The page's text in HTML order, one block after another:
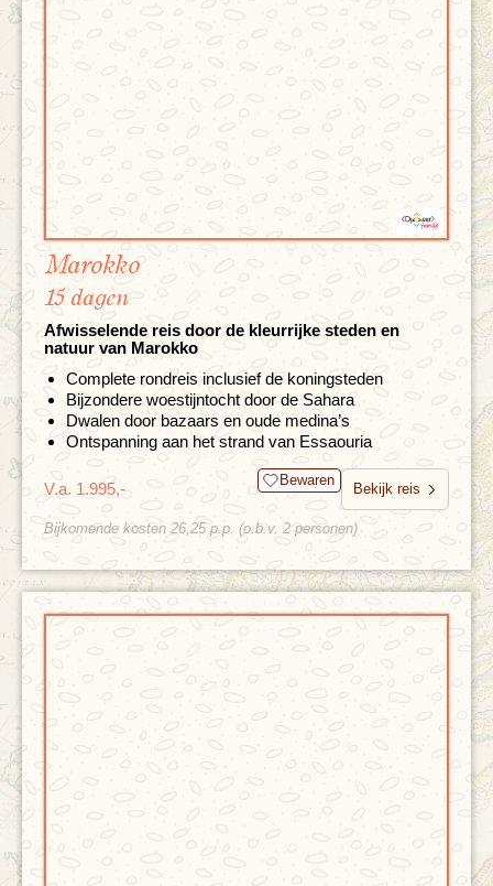
Marokko
15 dagen
Afwisselende reis door de kleurrijke steden en
natuur van Marokko
Complete rondreis inclusief de koningsteden
Bijzondere woestijntocht door de Sahara
Dwalen door bazaars en oude medina’s
Ontspanning aan het strand van Essaouria
V.a. 1.995,- Bewaren
Bekijk reis
Bijkomende kosten 26,25 p.p. (o.b.v. 2 personen)